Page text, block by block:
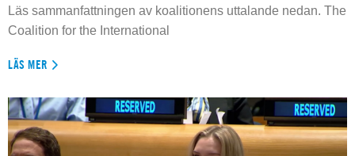
Läs sammanfattningen av koalitionens uttalande nedan. The
Coalition for the International
LÄS MER